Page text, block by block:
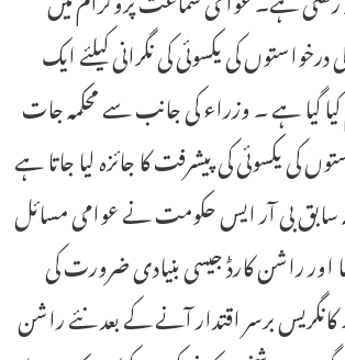
کی یکسوئی کی نگرانی کیلئے ایک
گیا ہے ۔ وزراء کی جانب سے محکمہ جات
کی یکسوئی کی پیشرفت کا جائزہ لیا جاتا ہے
سابق بی آر ایس حکومت نے عوامی مسائل
اور راشن کارڈ جیسی بنیادی ضرورت کی
کانگریس برسر اقتدار آنے کے بعد نئے راشن